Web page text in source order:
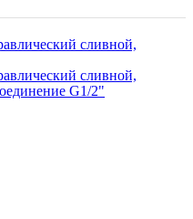
сливной,
сливной,
G1/2"